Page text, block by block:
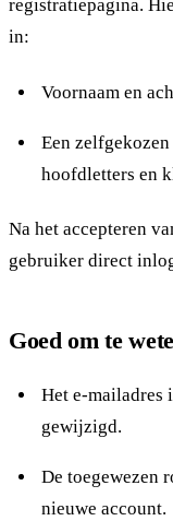
registratiepagina.
in:
Voornaam en
Een
hoofdletters en
Na het accepteren
gebruiker direct
Goed om te
Het e-mailadres
gewijzigd.
De toegewezen
nieuwe account.